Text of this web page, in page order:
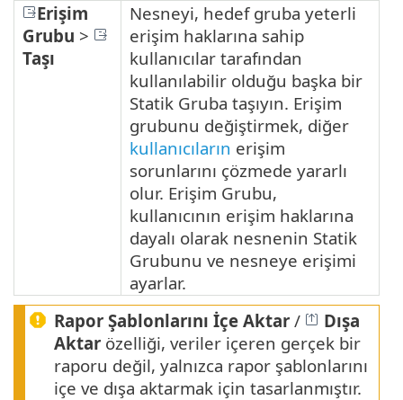
Erişim
Grubu >
Taşı
Nesneyi, hedef gruba yeterli
erişim haklarına sahip
kullanıcılar tarafından
kullanılabilir olduğu başka bir
Statik Gruba taşıyın. Erişim
grubunu değiştirmek, diğer
kullanıcıların erişim
sorunlarını çözmede yararlı
olur. Erişim Grubu,
kullanıcının erişim haklarına
dayalı olarak nesnenin Statik
Grubunu ve nesneye erişimi
ayarlar.
Rapor Şablonlarını İçe Aktar /
Dışa
Aktar özelliği, veriler içeren gerçek bir
raporu değil, yalnızca rapor şablonlarını
içe ve dışa aktarmak için tasarlanmıştır.